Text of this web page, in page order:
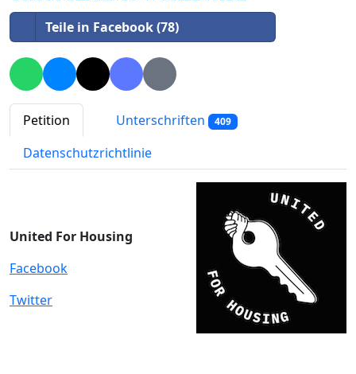
Teile in Facebook (78)
Petition Unterschriften 409
Datenschutzrichtlinie
United For Housing
Facebook
Twitter